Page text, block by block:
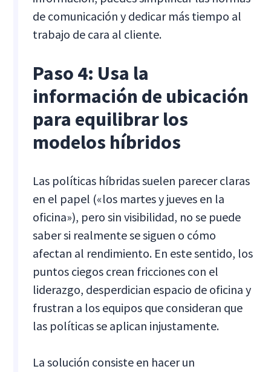
de comunicación y dedicar más tiempo al
trabajo de cara al cliente.
Paso 4: Usa la
información de ubicación
para equilibrar los
modelos híbridos
Las políticas híbridas suelen parecer claras
en el papel («los martes y jueves en la
oficina»), pero sin visibilidad, no se puede
saber si realmente se siguen o cómo
afectan al rendimiento. En este sentido, los
puntos ciegos crean fricciones con el
liderazgo, desperdician espacio de oficina y
frustran a los equipos que consideran que
las políticas se aplican injustamente.
La solución consiste en hacer un